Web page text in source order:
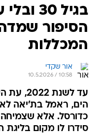
בגיל
הסיפור
המכללות
אור שקדי
10.5.2026 / 10:58
עד לשנת
הים, ראמל בת'יאה
כדורסל. אלא
סידרו לו מקום בליגת